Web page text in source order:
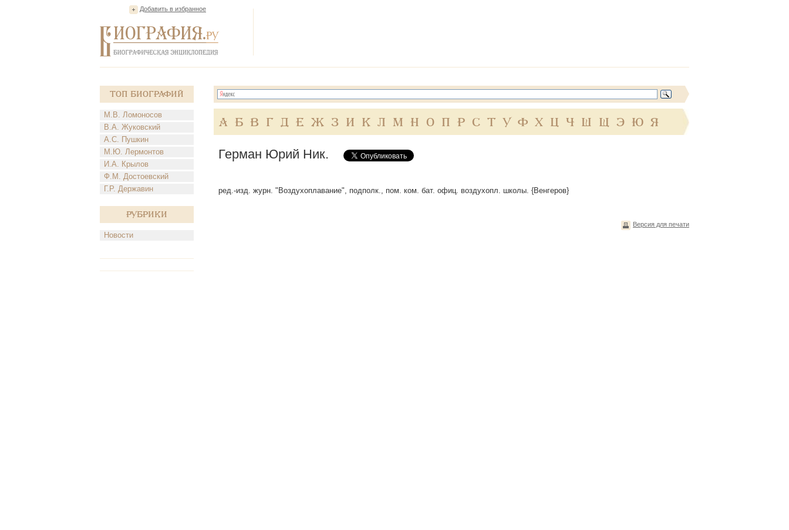
Добавить в избранное
Топ Биографий
М.В. Ломоносов
В.А. Жуковский
А.С. Пушкин
М.Ю. Лермонтов
И.А. Крылов
Ф.М. Достоевский
Г.Р. Державин
Рубрики
Новости
А Б В Г Д Е Ж З И К Л М Н О П Р С Т У Ф Х Ц Ч Ш Щ Э Ю Я
Герман Юрий Ник.
ред.-изд. журн. "Воздухоплавание", подполк., пом. ком. бат. офиц. воздухопл. школы. {Венгеров}
Версия для печати